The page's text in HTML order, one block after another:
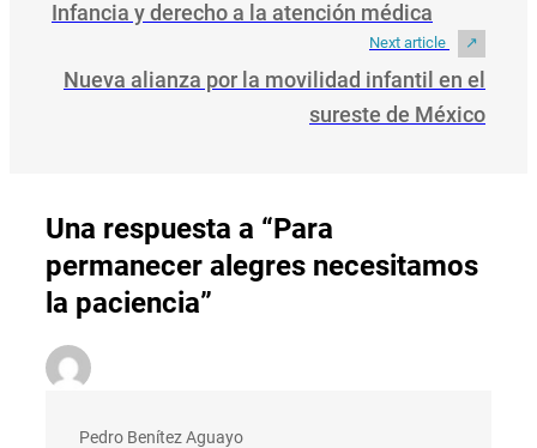
Infancia y derecho a la atención médica
Next article
Nueva alianza por la movilidad infantil en el
sureste de México
Una respuesta a “Para
permanecer alegres necesitamos
la paciencia”
Pedro Benítez Aguayo